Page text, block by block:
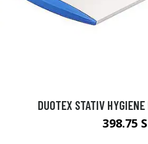
DUOTEX STATIV
398.75